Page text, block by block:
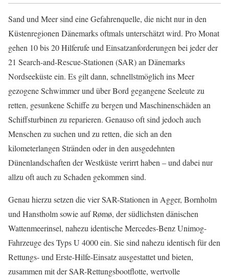
Sand und Meer sind eine Gefahrenquelle, die nicht nur in den
Küstenregionen Dänemarks oftmals unterschätzt wird. Pro Monat
gehen 10 bis 20 Hilferufe und Einsatzanforderungen bei jeder der
21 Search-and-Rescue-Stationen (SAR) an Dänemarks
Nordseeküste ein. Es gilt dann, schnellstmöglich ins Meer
gezogene Schwimmer und über Bord gegangene Seeleute zu
retten, gesunkene Schiffe zu bergen und Maschinenschäden an
Schiffsturbinen zu reparieren. Genauso oft sind jedoch auch
Menschen zu suchen und zu retten, die sich an den
kilometerlangen Stränden oder in den ausgedehnten
Dünenlandschaften der Westküste verirrt haben – und dabei nur
allzu oft auch zu Schaden gekommen sind.
Genau hierzu setzen die vier SAR-Stationen in Agger, Bornholm
und Hanstholm sowie auf Rømø, der südlichsten dänischen
Wattenmeerinsel, nahezu identische Mercedes-Benz Unimog-
Fahrzeuge des Typs U 4000 ein. Sie sind nahezu identisch für den
Rettungs- und Erste-Hilfe-Einsatz ausgestattet und bieten,
zusammen mit der SAR-Rettungsbootflotte, wertvolle